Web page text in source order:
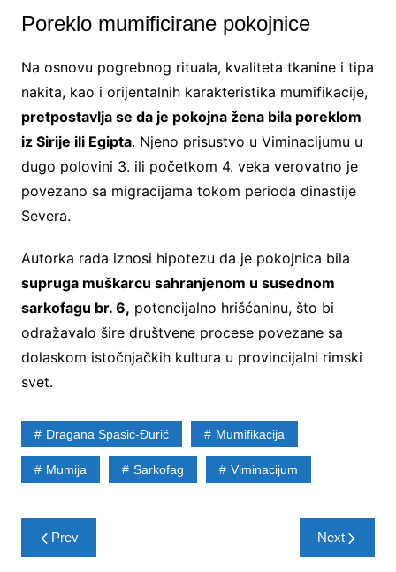
Poreklo mumificirane pokojnice
Na osnovu pogrebnog rituala, kvaliteta tkanine i tipa
nakita, kao i orijentalnih karakteristika mumifikacije,
pretpostavlja se da je pokojna žena bila poreklom
iz Sirije ili Egipta. Njeno prisustvo u Viminacijumu u
dugo polovini 3. ili početkom 4. veka verovatno je
povezano sa migracijama tokom perioda dinastije
Severa.
Autorka rada iznosi hipotezu da je pokojnica bila
supruga muškarcu sahranjenom u susednom
sarkofagu br. 6, potencijalno hrišćaninu, što bi
odražavalo šire društvene procese povezane sa
dolaskom istočnjačkih kultura u provincijalni rimski
svet.
Dragana Spasić-Đurić Mumifikacija
Mumija Sarkofag Viminacijum
Post
navigation
Prev Next